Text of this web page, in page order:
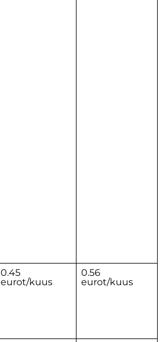
0.45
eurot/kuus
0.56
eurot/kuus